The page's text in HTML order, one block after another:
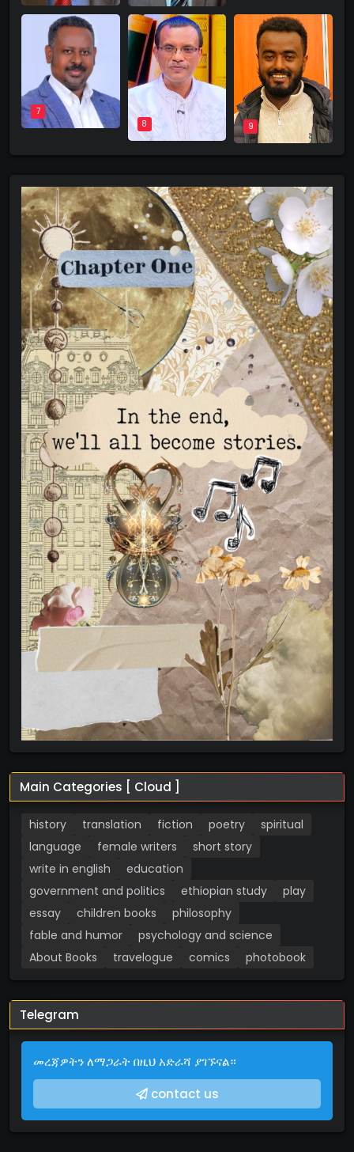
7
8
9
Main Categories [ Cloud ]
history translation fiction poetry
spiritual
language
female writers
short story
write in english
education
government and politics
ethiopian study
play
essay
children books
philosophy
fable and humor
psychology and science
About Books
travelogue comics photobook
Telegram
መረጃዎትን ለማጋራት በዚህ አድራሻ ያገኙናል።
contact us